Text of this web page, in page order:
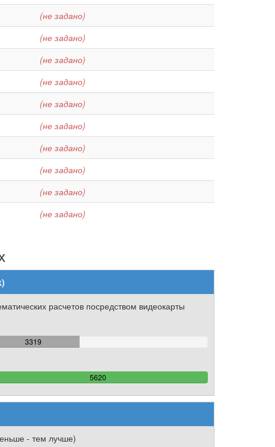
(не задано)
(не задано)
(не задано)
(не задано)
(не задано)
(не задано)
(не задано)
(не задано)
(не задано)
(не задано)
расчетов посредством видеокарты
3319
59.056939501779%
5620
100%
- тем лучше)